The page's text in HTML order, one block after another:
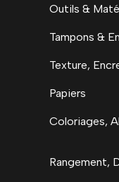
Outils &
Tampons &
Texture,
Papiers
Coloriages,
Rangement,